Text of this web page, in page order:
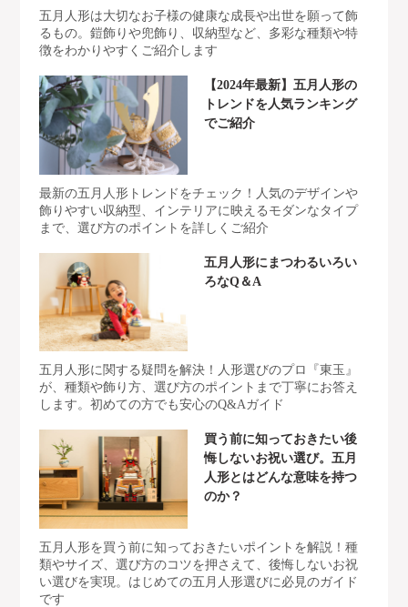
五月人形は大切なお子様の健康な成長や出世を願って飾
るもの。鎧飾りや兜飾り、収納型など、多彩な種類や特
徴をわかりやすくご紹介します
【2024年最新】五月人形の
トレンドを人気ランキング
でご紹介
最新の五月人形トレンドをチェック！人気のデザインや
飾りやすい収納型、インテリアに映えるモダンなタイプ
まで、選び方のポイントを詳しくご紹介
五月人形にまつわるいろい
ろなQ＆A
五月人形に関する疑問を解決！人形選びのプロ『東玉』
が、種類や飾り方、選び方のポイントまで丁寧にお答え
します。初めての方でも安心のQ&Aガイド
買う前に知っておきたい後
悔しないお祝い選び。五月
人形とはどんな意味を持つ
のか？
五月人形を買う前に知っておきたいポイントを解説！種
類やサイズ、選び方のコツを押さえて、後悔しないお祝
い選びを実現。はじめての五月人形選びに必見のガイド
です